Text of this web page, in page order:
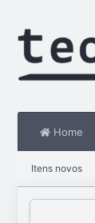
Home
Itens novos